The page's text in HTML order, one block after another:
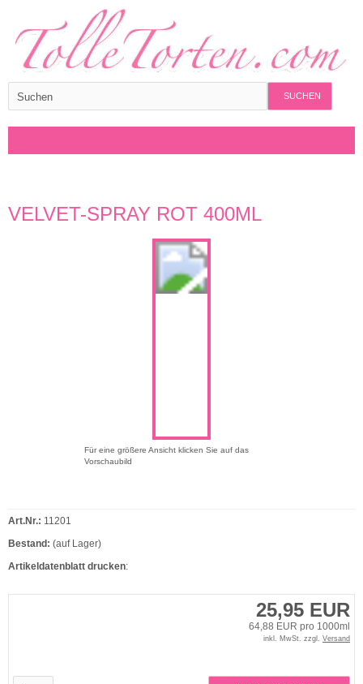
SUCHEN
VELVET-SPRAY ROT 400ML
Für eine größere Ansicht klicken Sie auf das
Vorschaubild
25,95 EUR
64,88 EUR pro 1000ml
inkl. MwSt. zzgl. Versand
Art.Nr.: 11201
Bestand: (auf Lager)
Artikeldatenblatt drucken: